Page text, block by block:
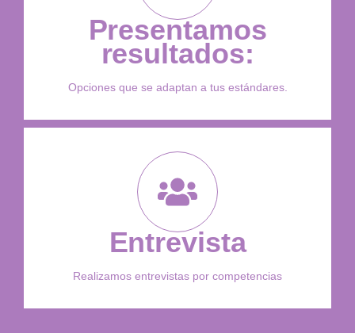
Presentamos
resultados:
Opciones que se adaptan a tus estándares.
Entrevista
Realizamos entrevistas por competencias